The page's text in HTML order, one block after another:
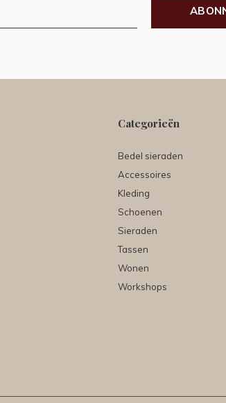
Categorieën
Bedel sieraden
Accessoires
Kleding
Schoenen
Sieraden
Tassen
Wonen
Workshops